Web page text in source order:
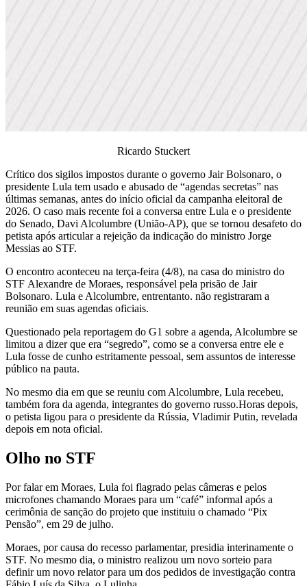
Ricardo Stuckert
Crítico dos sigilos impostos durante o governo Jair Bolsonaro, o
presidente Lula tem usado e abusado de “agendas secretas” nas
últimas semanas, antes do início oficial da campanha eleitoral de
2026. O caso mais recente foi a conversa entre Lula e o presidente
do Senado, Davi Alcolumbre (União-AP), que se tornou desafeto do
petista após articular a rejeição da indicação do ministro Jorge
Messias ao STF.
O encontro aconteceu na terça-feira (4/8), na casa do ministro do
STF Alexandre de Moraes, responsável pela prisão de Jair
Bolsonaro. Lula e Alcolumbre, entrentanto. não registraram a
reunião em suas agendas oficiais.
Questionado pela reportagem do G1 sobre a agenda, Alcolumbre se
limitou a dizer que era “segredo”, como se a conversa entre ele e
Lula fosse de cunho estritamente pessoal, sem assuntos de interesse
público na pauta.
No mesmo dia em que se reuniu com Alcolumbre, Lula recebeu,
também fora da agenda, integrantes do governo russo.Horas depois,
o petista ligou para o presidente da Rússia, Vladimir Putin, revelada
depois em nota oficial.
Olho no STF
Por falar em Moraes, Lula foi flagrado pelas câmeras e pelos
microfones chamando Moraes para um “café” informal após a
cerimônia de sanção do projeto que instituiu o chamado “Pix
Pensão”, em 29 de julho.
Moraes, por causa do recesso parlamentar, presidia interinamente o
STF. No mesmo dia, o ministro realizou um novo sorteio para
definir um novo relator para um dos pedidos de investigação contra